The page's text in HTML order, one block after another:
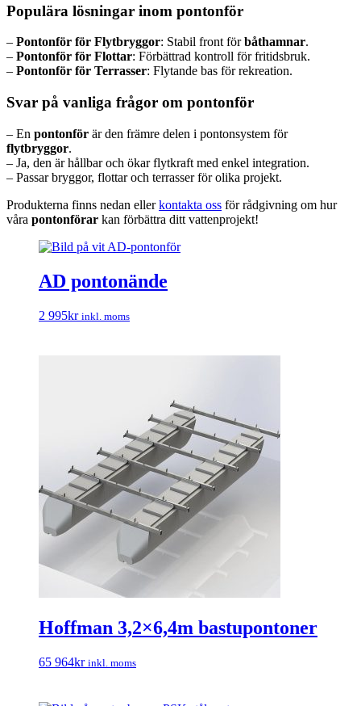
Populära lösningar inom pontonför
– Pontonför för Flytbryggor: Stabil front förbåthamnar.
– Pontonför för Flottar: Förbättrad kontroll för fritidsbruk.
– Pontonför för Terrasser: Flytande bas för rekreation.
Svar på vanliga frågor om pontonför
– En pontonför är den främre delen i pontonsystem för
flytbryggor.
– Ja, den är hållbar och ökar flytkraft med enkel integration.
– Passar bryggor, flottar och terrasser för olika projekt.
Produkterna finns nedan ellerkontakta oss för rådgivning om hur
våra pontonförar kan förbättra ditt vattenprojekt!
AD pontonände
2 995kr inkl. moms
Hoffman 3,2×6,4m bastupontoner
65 964kr inkl. moms